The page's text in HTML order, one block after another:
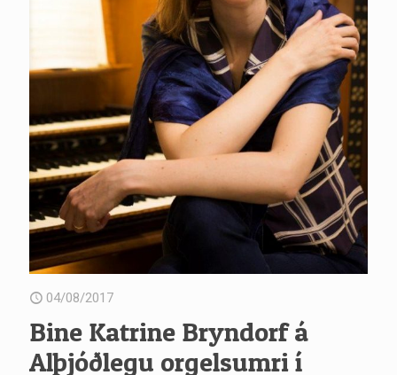
04/08/2017
Bine Katrine Bryndorf á
Alþjóðlegu orgelsumri í